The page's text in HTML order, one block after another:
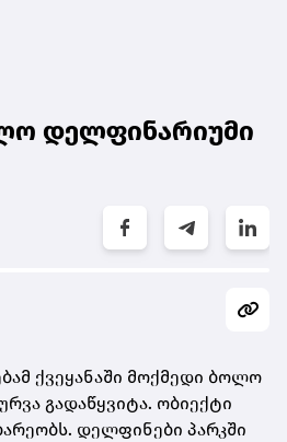
დელფინარიუმი
ქვეყანაში მოქმედი ბოლო
გადაწყვიტა. ობიექტი
დელფინები პარკში